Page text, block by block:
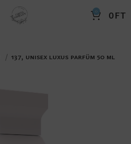
0 0FT
137, unisex luxus parfüm 50 ml